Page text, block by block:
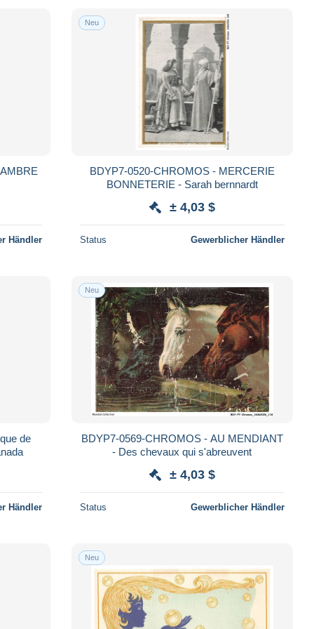
Händler
Neu
BDYP7-0520-CHROMOS - MERCERIE
BONNETERIE - Sarah bernnardt
± 4,03 $
Status Gewerblicher Händler
de
Händler
Neu
BDYP7-0569-CHROMOS - AU MENDIANT
- Des chevaux qui s'abreuvent
± 4,03 $
Status Gewerblicher Händler
Neu